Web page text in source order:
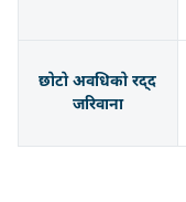
छोटो अवधिको रद्द
जरिवाना